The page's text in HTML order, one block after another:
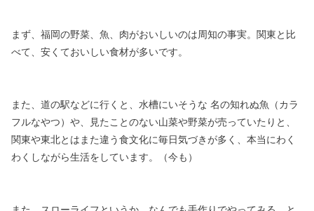
まず、福岡の野菜、魚、肉がおいしいのは周知の事実。 関東と比
べて、安くておいしい食材が多いです。
また、道の駅などに行くと、 水槽にいそうな 名の知れぬ魚（カラ
フルなやつ）や、
見たことのない山菜や野菜が売っていたりと、
関東や東北とはまた違う食文化に毎日気づきが多く、 本当にわく
わくしながら生活をしています。（今も）